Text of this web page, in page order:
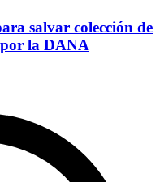
salvar colección de
por la DANA